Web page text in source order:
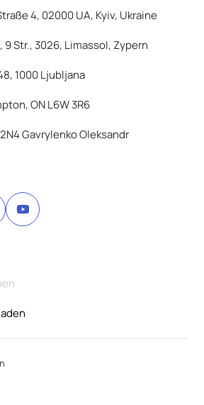
4, 02000 UA, Kyiv, Ukraine
Str., 3026, Limassol, Zypern
1000 Ljubljana
ON L6W 3R6
Gavrylenko Oleksandr